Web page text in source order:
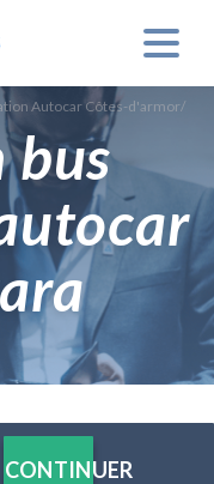
Autocar Côtes-d'armor/
bus
CONTINUER